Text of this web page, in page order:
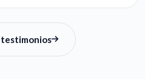
testimonios